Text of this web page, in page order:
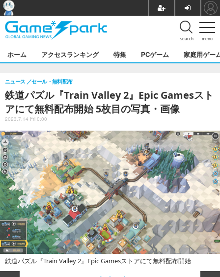
menu
search
ホーム アクセスランキング 特集 PCゲーム 家庭用ゲー
鉄道パズル『Train Valley 2』Epic Gamesスト
アにて無料配布開始 5枚目の写真・画像
ニュース セール・無料配布
2023.7.14 Fri 0:00
鉄道パズル『Train Valley 2』Epic Gamesストアにて無料配布開始